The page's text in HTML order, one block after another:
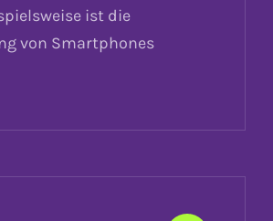
ist die
von Smartphones